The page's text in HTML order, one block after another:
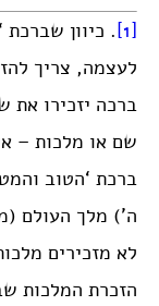
[1]
. כיוון
לעצמה, צריך
ברכה יזכירו את
שם או מלכות –
ברכת ‘הטוב
ה’) מלך העולם
לא מזכירים
הזכרת המלכות